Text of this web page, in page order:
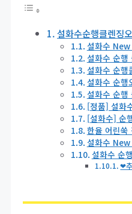
설화수순행클렌징
설화수
설화수 순
설화수 순
설화수 순
설화수 순행
[정품] 설화
[설화수] 순
한율 어린
설화수
설화수 순
❤